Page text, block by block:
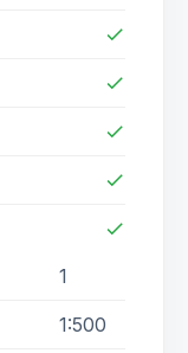
check
check
check
check
check
1
1:500